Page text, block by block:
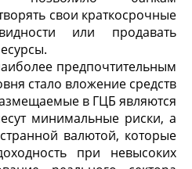
свои краткосрочные
или продавать
предпочтительным
стало вложение средств
в ГЦБ являются
минимальные риски, а
валютой, которые
при невысоких